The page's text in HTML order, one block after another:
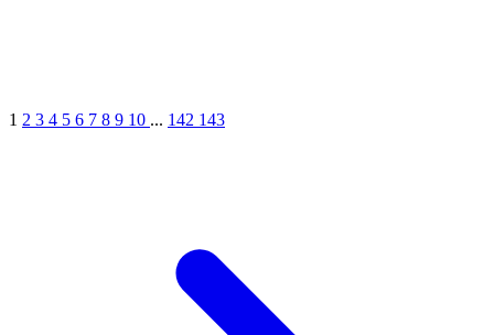
1 2 3 4 5 6 7 8 9 10 ... 142 143